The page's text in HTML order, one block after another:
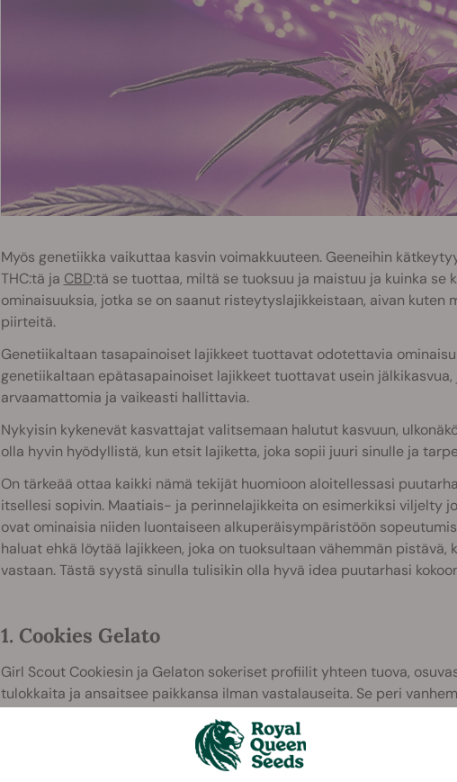
Myös genetiikka vaikuttaa kasvin voimakkuuteen. Geeneihin
THC:tä ja CBD:tä se tuottaa, miltä se tuoksuu ja maistuu ja kuinka se
ominaisuuksia, jotka se on saanut risteytyslajikkeistaan, aivan
piirteitä.
Genetiikaltaan tasapainoiset lajikkeet tuottavat odotettavia
genetiikaltaan epätasapainoiset lajikkeet tuottavat usein
arvaamattomia ja vaikeasti hallittavia.
Nykyisin kykenevät kasvattajat valitsemaan halutut kasvuun,
olla hyvin hyödyllistä, kun etsit lajiketta, joka sopii juuri sinulle ja
On tärkeää ottaa kaikki nämä tekijät huomioon aloitellessasi
itsellesi sopivin. Maatiais- ja perinnelajikkeita on esimerkiksi viljelty
ovat ominaisia niiden luontaiseen alkuperäisympäristöön
haluat ehkä löytää lajikkeen, joka on tuoksultaan vähemmän
vastaan. Tästä syystä sinulla tulisikin olla hyvä idea puutarhasi
1. Cookies Gelato
Girl Scout Cookiesin ja Gelaton sokeriset profiilit yhteen tuova,
tulokkaita ja ansaitsee paikkansa ilman vastalauseita. Se peri
ja tuoksun, sillä tämä lajike pakkaa budeihinsa jopa 28
euforisen vyöryn ja sen rentouttavien ominaisuuksien välillä siten,
puolelle, vaikka lennättääkin nauttijan erittäin korkealle. Tämä lajike